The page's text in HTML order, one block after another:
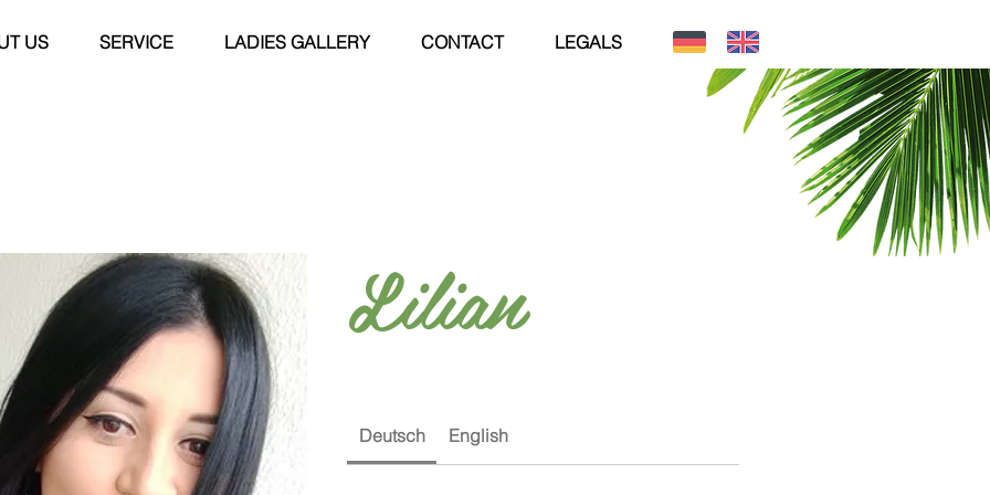
US SERVICE LADIES GALLERY CONTACT LEGALS
Lilian
Deutsch English